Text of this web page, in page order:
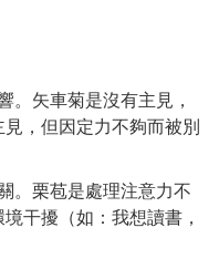
。矢車菊是沒有主見，
，但因定力不夠而被別
。栗苞是處理注意力不
干擾（如：我想讀書，